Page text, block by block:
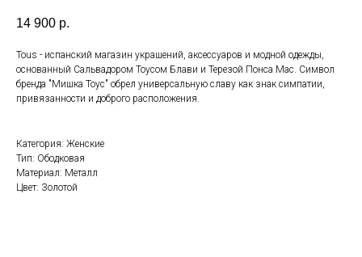
14 900 р.
Tous - испанский магазин украшений, аксессуаров и модной одежды,
основанный Сальвадором Тоусом Блави и Терезой Понса Мас. Символ
бренда "Мишка Тоус" обрел универсальную славу как знак симпатии,
привязанности и доброго расположения.
Категория: Женские
Тип: Ободковая
Материал: Металл
Цвет: Золотой